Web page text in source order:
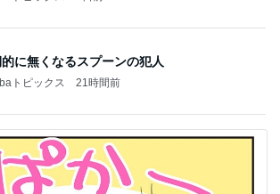
に無くなるスプーンの犯人
トピックス 21時間前